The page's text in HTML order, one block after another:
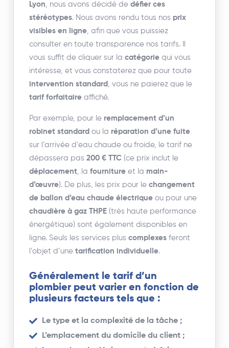
Lyon, nous avons décidé dedéfier ces
stéréotypes. Nous avons rendu tous nos prix
visibles en ligne, afin que vous puissiez
consulter en toute transparence nos tarifs. Il
vous suffit de cliquer sur lacatégorie qui vous
intéresse, et vous constaterez que pour toute
intervention standard , vous ne paierez que le
tarif forfaitaire affiché.
Par exemple, pour le remplacement d’un
robinet standard ou la réparation d’une fuite
sur l’arrivée d’eau chaude ou froide, le tarif ne
dépassera pas200 € TTC (ce prix inclut le
déplacement, lafourniture et la main-
d’œuvre). De plus, les prix pour lechangement
de ballon d’eau chaude électrique ou pour une
chaudière à gaz THPE (très haute performance
énergétique) sont également disponibles en
ligne. Seuls les services pluscomplexes feront
l’objet d’unetarification individuelle.
Généralement le tarif d’un
plombier peut varier en fonction de
plusieurs facteurs tels que :
Le type et la complexité de la tâche ;
L’emplacement du domicile du client ;